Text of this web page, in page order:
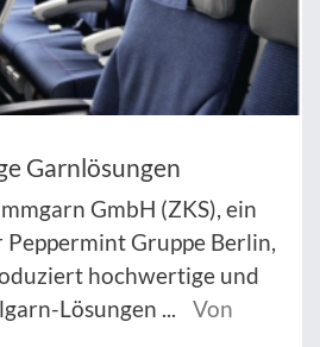
Garnlösungen
GmbH (ZKS), ein
Gruppe Berlin,
hochwertige und
Lösungen ...
Von